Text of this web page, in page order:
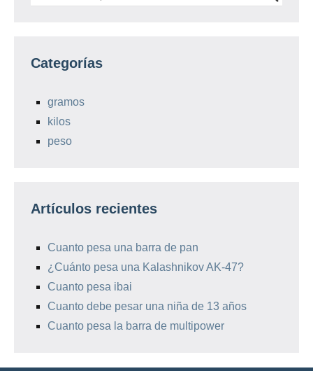
Categorías
gramos
kilos
peso
Artículos recientes
Cuanto pesa una barra de pan
¿Cuánto pesa una Kalashnikov AK-47?
Cuanto pesa ibai
Cuanto debe pesar una niña de 13 años
Cuanto pesa la barra de multipower